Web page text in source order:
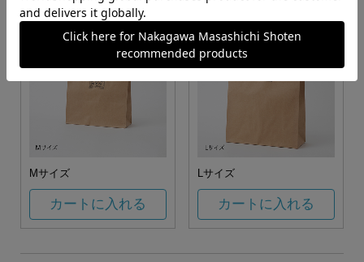
Mサイズ
カートに入れる
Lサイズ
カートに入れる